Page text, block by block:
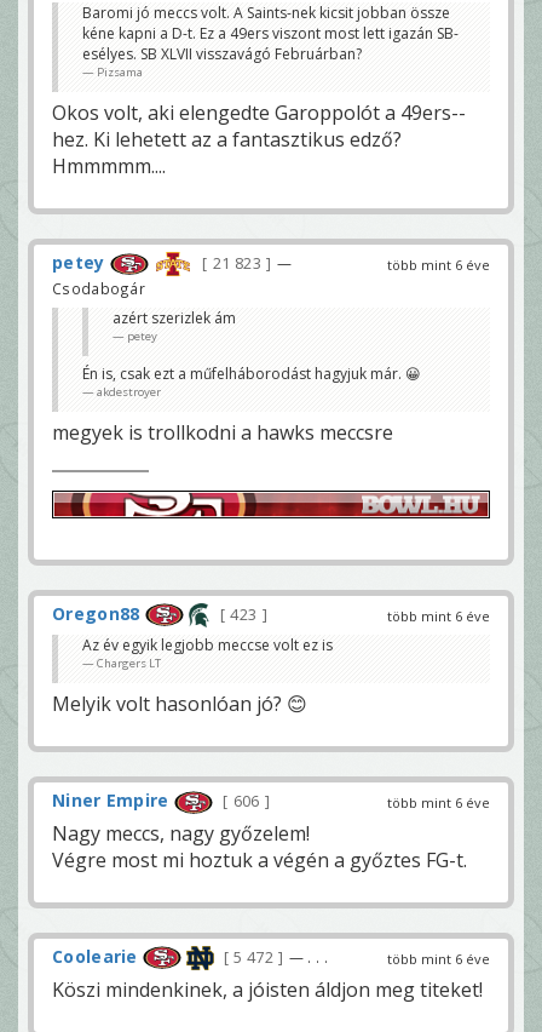
Baromi jó meccs volt. A Saints-nek kicsit jobban össze
kéne kapni a D-t. Ez a 49ers viszont most lett igazán SB-
esélyes. SB XLVII visszavágó Februárban?
Pizsama
Okos volt, aki elengedte Garoppolót a 49ers--
hez. Ki lehetett az a fantasztikus edző?
Hmmmmm....
több mint 6 éve
petey 21 823
—
Csodabogár
azért szerizlek ám
petey
Én is, csak ezt a műfelháborodást hagyjuk már. 😀
akdestroyer
megyek is trollkodni a hawks meccsre
több mint 6 éve
Oregon88
423
Az év egyik legjobb meccse volt ez is
Chargers LT
Melyik volt hasonlóan jó? 😊
több mint 6 éve
Niner Empire 606
Nagy meccs, nagy győzelem!
Végre most mi hoztuk a végén a győztes FG-t.
több mint 6 éve
Coolearie 5 472 — . . .
Köszi mindenkinek, a jóisten áldjon meg titeket!